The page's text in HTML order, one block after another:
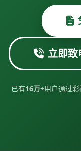
立即
已有16万+用户通过